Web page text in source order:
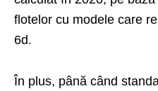
flotelor cu modele care
6d.
În plus, până când